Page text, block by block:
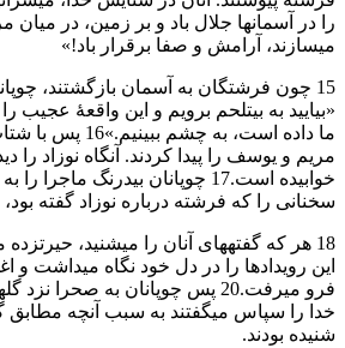
را در آسمانها جلال باد و بر زمين، در
میسازند، آرامش و صفا برقرار باد!»
15 چون فرشتگان به آسمان بازگشتند،
«بياييد به بيتلحم برويم و اين واقعهٔ عجيب
ما داده است، به چشم
مريم و يوسف را پيدا كردند. آنگاه نوزاد را
خوابيده است.17 چوپانان بیدرنگ
سخنانی را كه فرشته درباره نوزاد گفته بود،
اين رويدادها را در دل خود نگاه میداشت و
فرو میرفت.20 پس چوپانان به صحرا
خدا را سپاس میگفتند به سبب آنچه مطابق
شنيده بودند.